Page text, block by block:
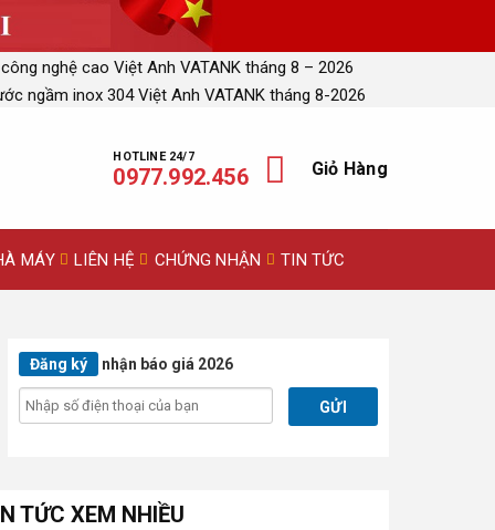
nghệ cao Việt Anh VATANK tháng 8 – 2026
ngầm inox 304 Việt Anh VATANK tháng 8-2026
HOTLINE 24/7
0977.992.456 Giỏ Hàng
MÁY LIÊN HỆ CHỨNG NHẬN TIN TỨC
Đăng ký nhận báo giá 2026
TỨC XEM NHIỀU